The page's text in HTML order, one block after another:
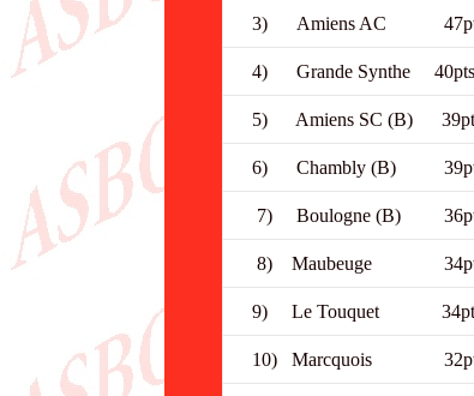
3) Amiens
4) Grande
5) Amiens
6)
7)
8)
9) Le
10)